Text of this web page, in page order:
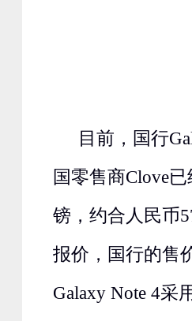
目前，国行
国零售商Clove
镑，约合人民币
报价，国行的售
Galaxy Note 4采